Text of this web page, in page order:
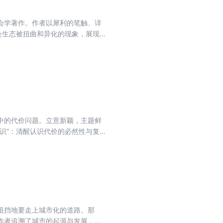
学著作。作者以犀利的笔触、详
态被扭曲和异化的现象，展现
的代价问题。立意新颖，主题鲜
”：清醒认识代价的必然性与复
挡地要走上城市化的道路。那
追溯了城市的起源与发展，进